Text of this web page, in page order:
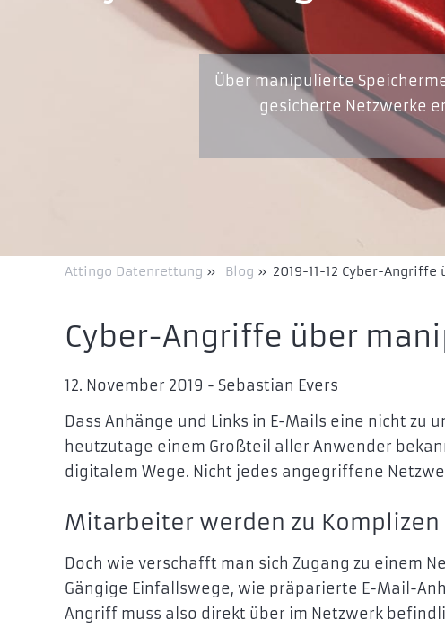
Über manipulierte
gesicherte Netzwerke
Attingo Datenrettung » Blog » 2019-11-12 Cyber-
Cyber-Angriffe über
12. November 2019 - Sebastian Evers
Dass Anhänge und Links in E-Mails eine nicht
heutzutage einem Großteil aller Anwender
digitalem Wege. Nicht jedes angegriffene
Mitarbeiter werden zu
Doch wie verschafft man sich Zugang zu einem
Gängige Einfallswege, wie präparierte E-Mail-
Angriff muss also direkt über im Netzwerk